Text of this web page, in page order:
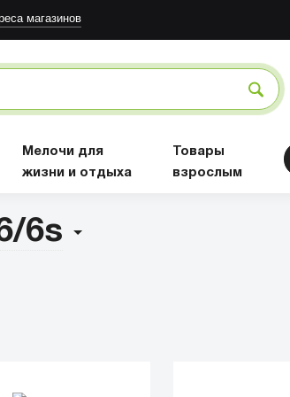
магазинов
Мелочи для
жизни и отдыха
Товары
взрослым
6s